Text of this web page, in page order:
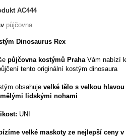
AC444
půjčovna
Dinosaurus Rex
půjčovna kostýmů PrahaVám nabízí k
tento originální kostým dinosaura
obsahuje velké tělo s velkou hlavou
lidskými nohami
UNI
velké maskoty ze nejlepší ceny v